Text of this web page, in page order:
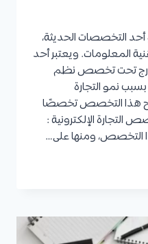
أحد التخصصات الحديثة،
المعلومات. ويعتبر أحد
تحت تخصص نظم
نمو التجارة
هذا التخصص تخصصًا
التجارة الإلكترونية :
التخصص، ومنها على…